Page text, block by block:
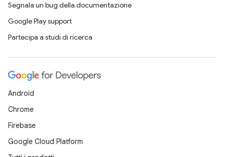
Segnala un bug della documentazione
Google Play support
Partecipa a studi di ricerca
Android
Chrome
Firebase
Google Cloud Platform